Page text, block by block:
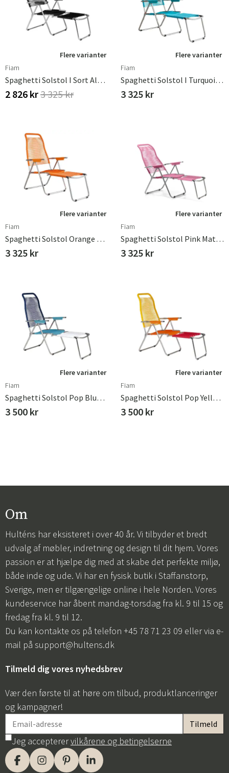
Flere varianter
Fiam
Spaghetti Solstol I Sort Aluminium
2 826 kr3 325 kr
Flere varianter
Fiam
Spaghetti Solstol I Turquoise Aluminium
3 325 kr
Flere varianter
Fiam
Spaghetti Solstol Orange Aluminium
3 325 kr
Flere varianter
Fiam
Spaghetti Solstol Pink Matt Aluminium
3 325 kr
Flere varianter
Fiam
Spaghetti Solstol Pop Blue/turquoise/white/turquise Aluminium
3 500 kr
Flere varianter
Fiam
Spaghetti Solstol Pop Yellow/orange/red/orange Aluminium
3 500 kr
Om
Hulténs har eksisteret i over 40 år. Vi tilbyder et bredt
udvalg af møbler, indretning og design til dit hjem. Vores
passion er at hjælpe dig med at skabe det perfekte miljø,
både inde og ude. Vi har en fysisk butik i Staffanstorp,
Sverige, men er tilgængelige online i hele Norden. Vores
kundeservice har åbent mandag-torsdag fra kl. 9 til 15 og
fredag fra kl. 9 til 12.
Du kan kontakte os på telefon +45 78 71 23 09 eller via e-
mail på support@hultens.dk
Tilmeld dig vores nyhedsbrev
Vær den første til at høre om tilbud, produktlanceringer
og kampagner!
Jeg accepterervilkårene og betingelserne